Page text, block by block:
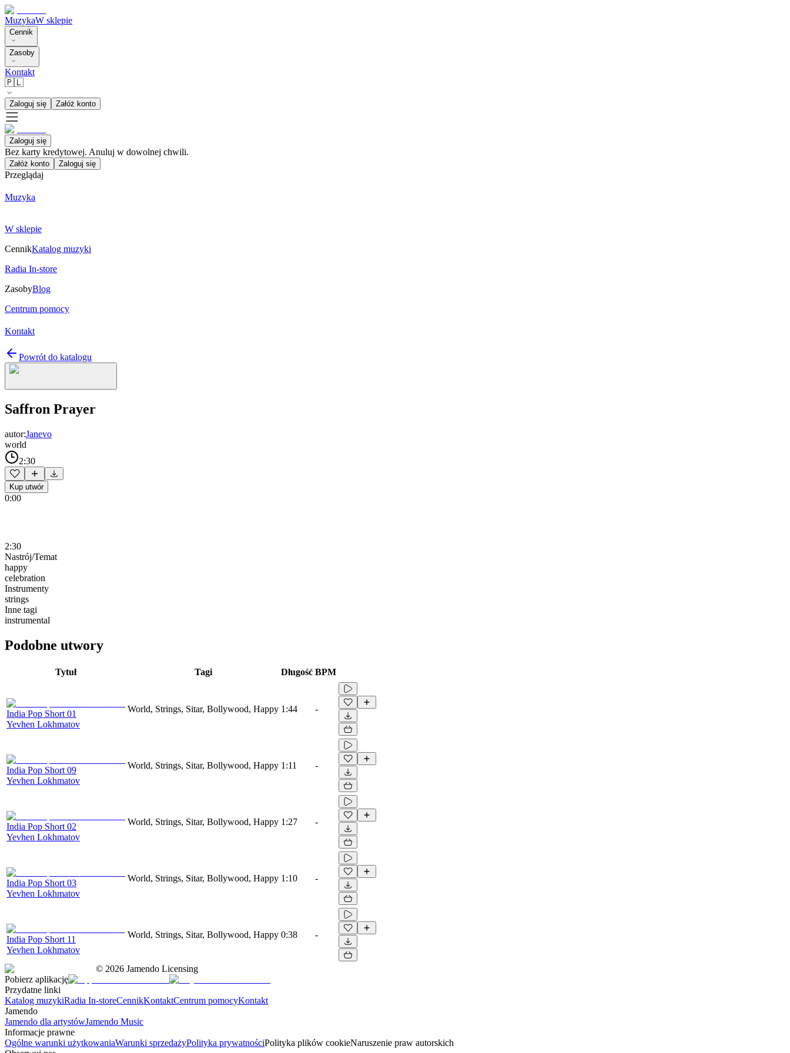
MuzykaW sklepie
Cennik
Zasoby
Kontakt
🇵🇱
Zaloguj się Załóż konto
Zaloguj się
Bez karty kredytowej. Anuluj w dowolnej chwili.
Załóż konto Zaloguj się
Przeglądaj
Muzyka
W sklepie
CennikKatalog muzyki
Radia In-store
ZasobyBlog
Centrum pomocy
Kontakt
Powrót do katalogu
Saffron Prayer
autor:Janevo
world
2:30
Kup utwór
0:00
2:30
Nastrój/Temat
happy
celebration
Instrumenty
strings
Inne tagi
instrumental
Podobne utwory
Tytuł Tagi Długość BPM
India Pop Short 01
Yevhen Lokhmatov
World, Strings, Sitar, Bollywood, Happy 1:44 -
India Pop Short 09
Yevhen Lokhmatov
World, Strings, Sitar, Bollywood, Happy 1:11 -
India Pop Short 02
Yevhen Lokhmatov
World, Strings, Sitar, Bollywood, Happy 1:27 -
India Pop Short 03
Yevhen Lokhmatov
World, Strings, Sitar, Bollywood, Happy 1:10 -
India Pop Short 11
Yevhen Lokhmatov
World, Strings, Sitar, Bollywood, Happy 0:38 -
© 2026 Jamendo Licensing
Pobierz aplikację
Przydatne linki
Katalog muzykiRadia In-storeCennikKontaktCentrum pomocyKontakt
Jamendo
Jamendo dla artystówJamendo Music
Informacje prawne
Ogólne warunki użytkowaniaWarunki sprzedażyPolityka prywatnościPolityka plików cookieNaruszenie praw autorskich